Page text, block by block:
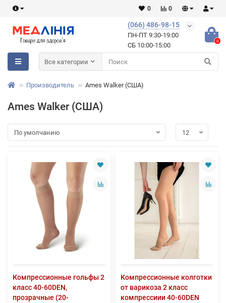
0
0
(066) 486-98-15
ПН-ПТ 9:30-19:00
СБ 10:00-15:00
0
Все категории
Производитель Ames Walker (США)
Ames Walker (США)
Компрессионные гольфы 2
класс 40-60DEN,
прозрачные (20-
Компрессионные колготки
от варикоза 2 класс
компрессиии 40-60DEN